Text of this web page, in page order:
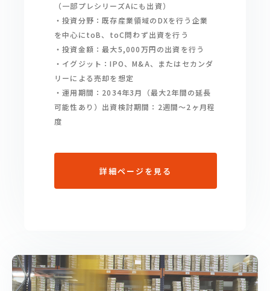
（一部プレシリーズAにも出資）
・投資分野：既存産業領域のDXを行う企業
を中心にtoB、toC問わず出資を行う
・投資金額：最大5,000万円の出資を行う
・イグジット：IPO、M&A、またはセカンダ
リーによる売却を想定
・運用期間：2034年3月（最大2年間の延長
可能性あり）出資検討期間：2週間〜2ヶ月程
度
詳細ページを見る